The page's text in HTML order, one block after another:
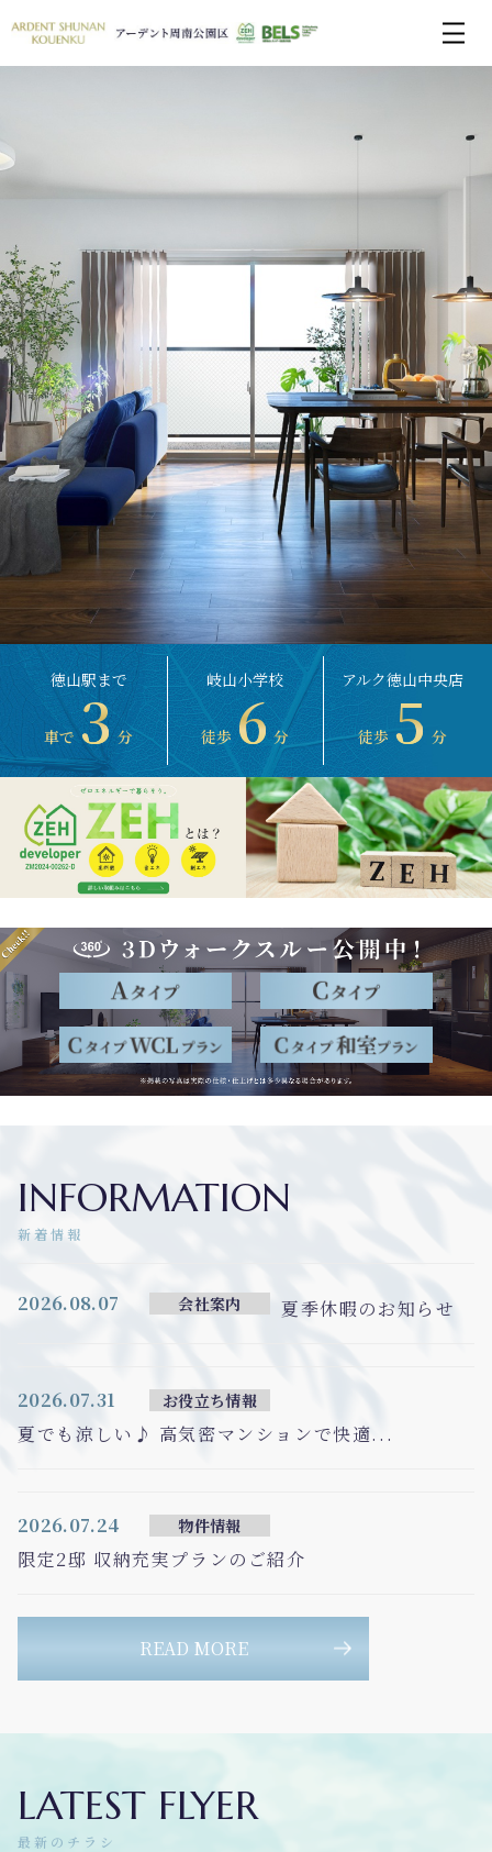
徳山駅まで
車で 3 分
岐山小学校
徒歩 6 分
アルク徳山中央店
徒歩 5 分
INFORMATION
新着情報
2026.08.07 会社案内 夏季休暇のお知らせ
2026.07.31 お役立ち情報
夏でも涼しい♪ 高気密マンションで快適...
2026.07.24 物件情報
限定2邸 収納充実プランのご紹介
READ MORE
LATEST FLYER
最新のチラシ